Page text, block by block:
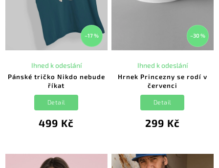
–17 %
Pánské tričko Nikdo nebude
říkat
Ihned k odeslání
499 Kč
Detail
–30 %
Hrnek Princezny se rodí v
červenci
Ihned k odeslání
299 Kč
Detail